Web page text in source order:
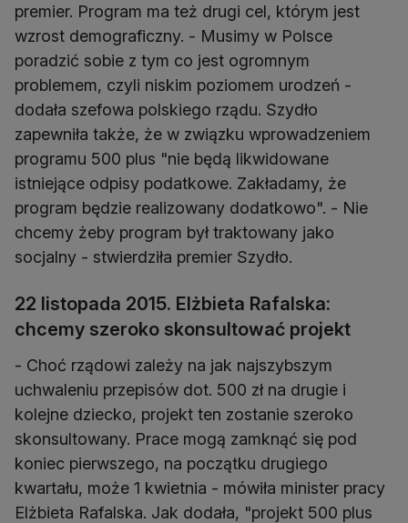
premier. Program ma też drugi cel, którym jest
wzrost demograficzny. - Musimy w Polsce
poradzić sobie z tym co jest ogromnym
problemem, czyli niskim poziomem urodzeń -
dodała szefowa polskiego rządu. Szydło
zapewniła także, że w związku wprowadzeniem
programu 500 plus "nie będą likwidowane
istniejące odpisy podatkowe. Zakładamy, że
program będzie realizowany dodatkowo". - Nie
chcemy żeby program był traktowany jako
socjalny - stwierdziła premier Szydło.
22 listopada 2015. Elżbieta Rafalska:
chcemy szeroko skonsultować projekt
- Choć rządowi zależy na jak najszybszym
uchwaleniu przepisów dot. 500 zł na drugie i
kolejne dziecko, projekt ten zostanie szeroko
skonsultowany. Prace mogą zamknąć się pod
koniec pierwszego, na początku drugiego
kwartału, może 1 kwietnia - mówiła minister pracy
Elżbieta Rafalska. Jak dodała, "projekt 500 plus